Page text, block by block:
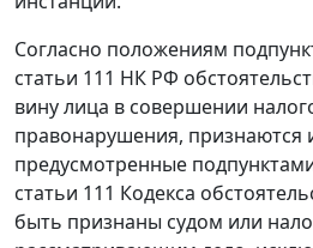
Согласно положениям
статьи 111 НК РФ
вину лица в совершении
правонарушения, признаются
предусмотренные
статьи 111 Кодекса
быть признаны судом или